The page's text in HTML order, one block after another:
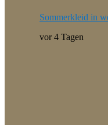
Sommerkleid in
vor 4 Tagen